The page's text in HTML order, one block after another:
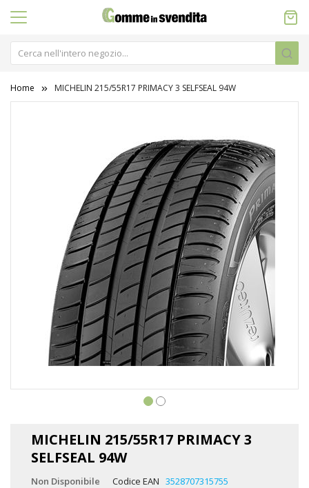
Home MICHELIN 215/55R17 PRIMACY 3 SELFSEAL 94W
MICHELIN 215/55R17 PRIMACY 3
SELFSEAL 94W
Non Disponibile Codice EAN 3528707315755
galleria
immagini